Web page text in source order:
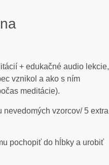
+ edukačné audio lekcie,
vznikol a ako s ním
meditácie).
nevedomých vzorcov/ 5 extra
pochopiť do hĺbky a urobiť